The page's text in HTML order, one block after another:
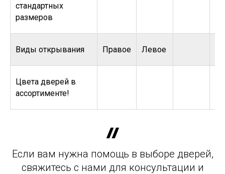
стандартных
размеров
Виды открывания Правое Левое
Цвета дверей в
ассортименте!
Если вам нужна помощь в выборе дверей,
свяжитесь с нами для консультации и